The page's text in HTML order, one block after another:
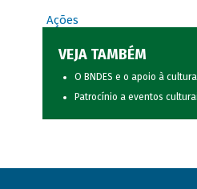
Ações
VEJA TAMBÉM
O BNDES e o apoio à cultura
Patrocínio a eventos